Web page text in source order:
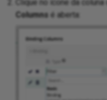
Clique no ícone da
Columns é aberta: